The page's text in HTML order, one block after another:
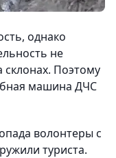
однако
не
склонах. Поэтому
машина ДЧС
волонтеры с
туриста.